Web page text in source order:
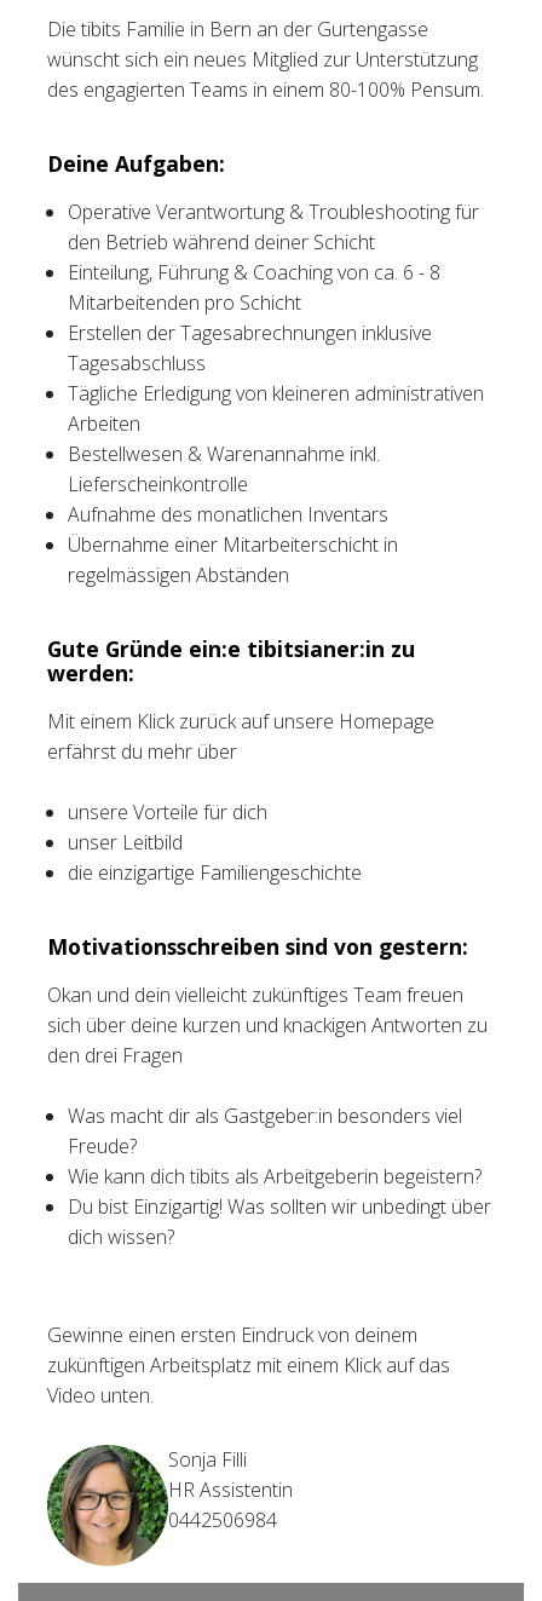
Login
Die tibits Familie in Bern an der Gurtengasse
wünscht sich ein neues Mitglied zur Unterstützung
des engagierten Teams in einem 80-100% Pensum.
Deine Aufgaben:
Operative Verantwortung & Troubleshooting für
den Betrieb während deiner Schicht
Einteilung, Führung & Coaching von ca. 6 - 8
Mitarbeitenden pro Schicht
Erstellen der Tagesabrechnungen inklusive
Tagesabschluss
Tägliche Erledigung von kleineren administrativen
Arbeiten
Bestellwesen & Warenannahme inkl.
Lieferscheinkontrolle
Aufnahme des monatlichen Inventars
Übernahme einer Mitarbeiterschicht in
regelmässigen Abständen
Gute Gründe ein:e tibitsianer:in zu
werden:
Mit einem Klick zurück auf unsere Homepage
erfährst du mehr über
unsere Vorteile für dich
unser Leitbild
die einzigartige Familiengeschichte
Motivationsschreiben sind von gestern:
Okan und dein vielleicht zukünftiges Team freuen
sich über deine kurzen und knackigen Antworten zu
den drei Fragen
Was macht dir als Gastgeber:in besonders viel
Freude?
Wie kann dich tibits als Arbeitgeberin begeistern?
Du bist Einzigartig! Was sollten wir unbedingt über
dich wissen?
Gewinne einen ersten Eindruck von deinem
zukünftigen Arbeitsplatz mit einem Klick auf das
Video unten.
Sonja Filli
HR Assistentin
0442506984